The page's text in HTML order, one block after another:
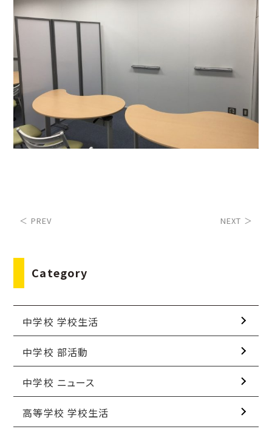
＜ PREV NEXT ＞
Category
中学校 学校生活
中学校 部活動
中学校 ニュース
高等学校 学校生活